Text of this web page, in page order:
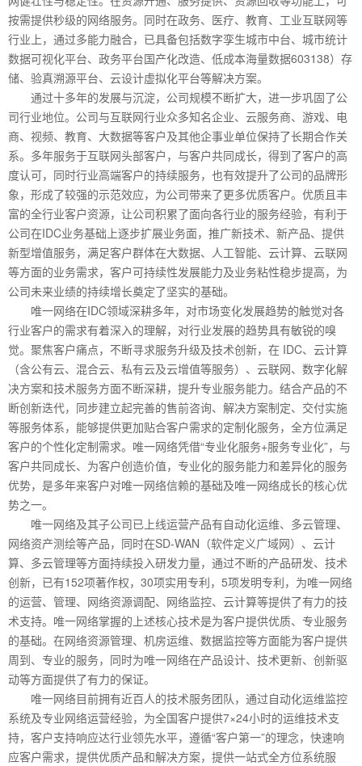
按需提供秒级的网络服务。同时在政务、医疗、教育、工业互联网等
行业上，通过多能力融合，已具备包括数字孪生城市中台、城市统计
数据可视化平台、政务平台国产化改造、低成本海量数据603138）存
储、验真溯源平台、云设计虚拟化平台等解决方案。
通过十多年的发展与沉淀，公司规模不断扩大，进一步巩固了公
司行业地位。公司与互联网行业众多知名企业、云服务商、游戏、电
商、视频、教育、大数据等客户及其他企事业单位保持了长期合作关
系。多年服务于互联网头部客户，与客户共同成长，得到了客户的高
度认可，同时行业高端客户的持续服务，也有效提升了公司的品牌形
象，形成了较强的示范效应，为公司带来了更多优质客户。优质且丰
富的全行业客户资源，让公司积累了面向各行业的服务经验，有利于
公司在IDC业务基础上逐步扩展业务面，推广新技术、新产品、提供
新型增值服务，满足客户群体在大数据、人工智能、云计算、云联网
等方面的业务需求，客户可持续性发展能力及业务粘性稳步提高，为
公司未来业绩的持续增长奠定了坚实的基础。
唯一网络在IDC领域深耕多年，对市场变化发展趋势的触觉对各
行业客户的需求有着深入的理解，对行业发展的趋势具有敏锐的嗅
觉。聚焦客户痛点，不断寻求服务升级及技术创新，在 IDC、云计算
（含公有云、混合云、私有云及云增值等服务）、云联网、数字化解
决方案和技术服务方面不断深耕，提升专业服务能力。结合产品的不
断创新迭代，同步建立起完善的售前咨询、解决方案制定、交付实施
等服务体系，能够提供更加贴合客户需求的定制化服务，全方位满足
客户的个性化定制需求。唯一网络凭借“专业化服务+服务专业化”，与
客户共同成长、为客户创造价值，专业化的服务能力和差异化的服务
优势，是多年来客户对唯一网络信赖的基础及唯一网络成长的核心优
势之一。
唯一网络及其子公司已上线运营产品有自动化运维、多云管理、
网络资产测绘等产品，同时在SD-WAN（软件定义广域网）、云计
算、多云管理等方面持续投入研发力量，通过不断的产品研发、技术
创新，已有152项著作权，30项实用专利，5项发明专利，为唯一网络
的运营、管理、网络资源调配、网络监控、云计算等提供了有力的技
术支持。唯一网络掌握的上述核心技术是为客户提供优质、专业服务
的基础。在网络资源管理、机房运维、数据监控等方面能为客户提供
周到、专业的服务，同时为唯一网络在产品设计、技术更新、创新驱
动等方面提供了有力的保证。
唯一网络目前拥有近百人的技术服务团队，通过自动化运维监控
系统及专业网络运营经验，为全国客户提供7×24小时的运维技术支
持，客户支持响应达行业领先水平，遵循“客户第一”的理念，快速响
应客户需求，提供优质产品和解决方案，提供一站式全方位系统服